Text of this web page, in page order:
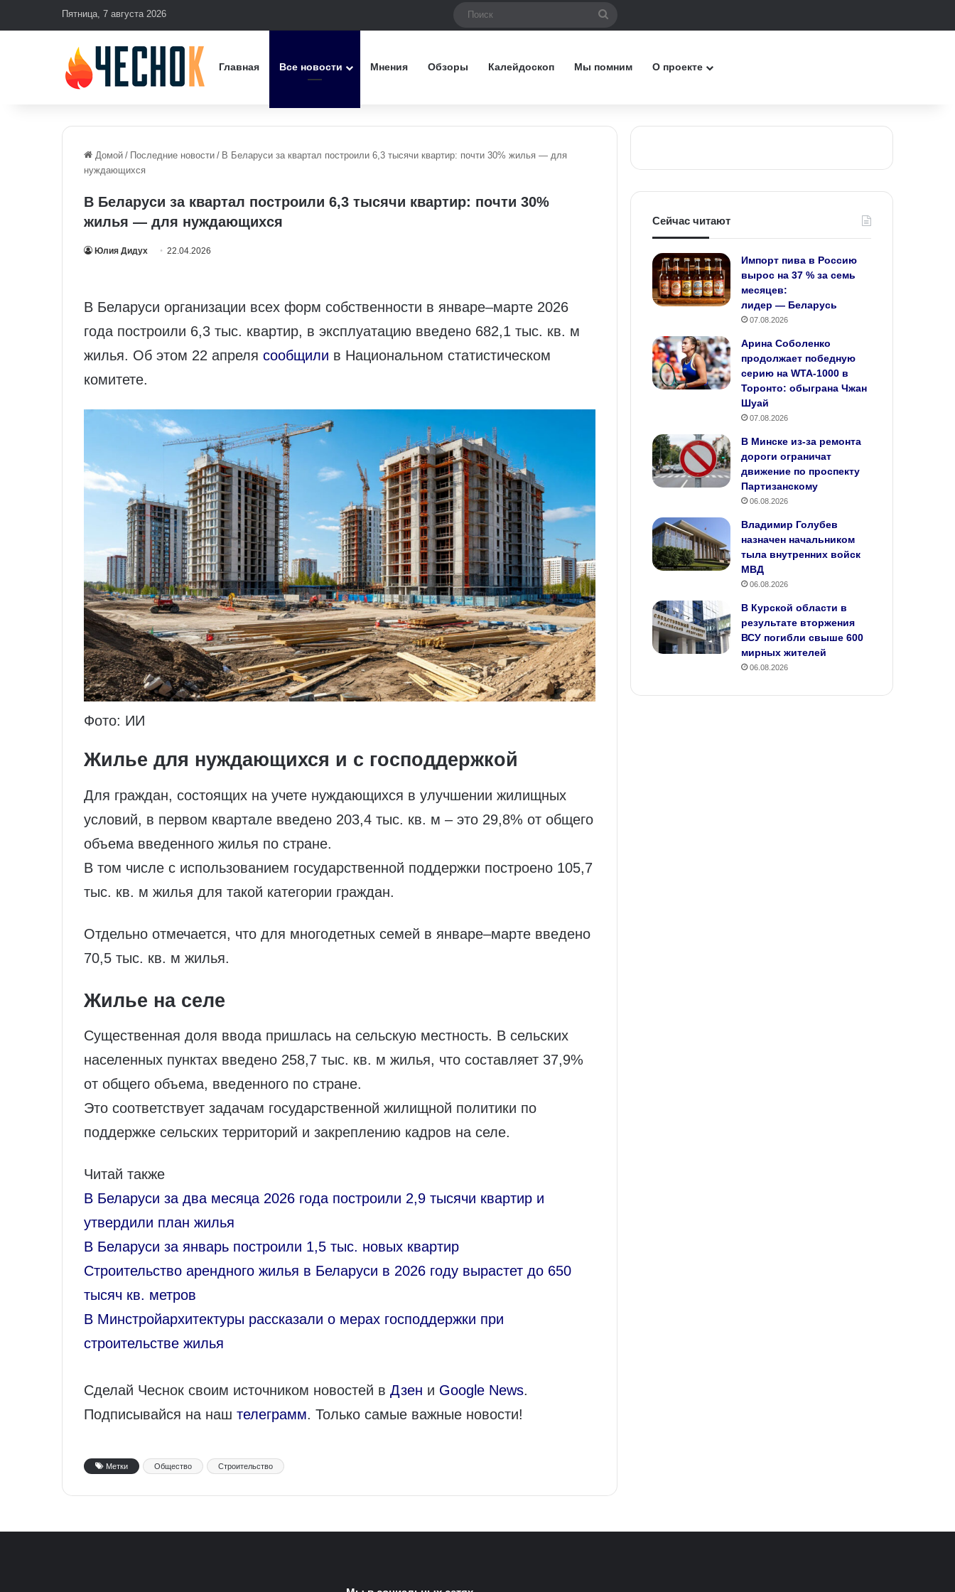
Пятница, 7 августа 2026
Главная Все новости Мнения Обзоры Калейдоскоп Мы помним О проекте
Домой / Последние новости / В Беларуси за квартал построили 6,3 тысячи квартир: почти 30% жилья — для
нуждающихся
В Беларуси за квартал построили 6,3 тысячи квартир: почти 30%
жилья — для нуждающихся
Юлия Дидух 22.04.2026
В Беларуси организации всех форм собственности в январе–марте 2026
года построили 6,3 тыс. квартир, в эксплуатацию введено 682,1 тыс. кв. м
жилья. Об этом 22 апреля сообщили в Национальном статистическом
комитете.
Фото: ИИ
Жилье для нуждающихся и с господдержкой
Для граждан, состоящих на учете нуждающихся в улучшении жилищных
условий, в первом квартале введено 203,4 тыс. кв. м – это 29,8% от общего
объема введенного жилья по стране.
В том числе с использованием государственной поддержки построено 105,7
тыс. кв. м жилья для такой категории граждан.
Отдельно отмечается, что для многодетных семей в январе–марте введено
70,5 тыс. кв. м жилья.
Жилье на селе
Существенная доля ввода пришлась на сельскую местность. В сельских
населенных пунктах введено 258,7 тыс. кв. м жилья, что составляет 37,9%
от общего объема, введенного по стране.
Это соответствует задачам государственной жилищной политики по
поддержке сельских территорий и закреплению кадров на селе.
Читай также
В Беларуси за два месяца 2026 года построили 2,9 тысячи квартир и
утвердили план жилья
В Беларуси за январь построили 1,5 тыс. новых квартир
Строительство арендного жилья в Беларуси в 2026 году вырастет до 650
тысяч кв. метров
В Минстройархитектуры рассказали о мерах господдержки при
строительстве жилья
Сделай Чеснок своим источником новостей в Дзен и Google News.
Подписывайся на наш телеграмм. Только самые важные новости!
Метки Общество Строительство
Сейчас читают
Импорт пива в Россию
вырос на 37 % за семь
месяцев:
лидер — Беларусь
07.08.2026
Арина Соболенко
продолжает победную
серию на WTA‑1000 в
Торонто: обыграна Чжан
Шуай
07.08.2026
В Минске из-за ремонта
дороги ограничат
движение по проспекту
Партизанскому
06.08.2026
Владимир Голубев
назначен начальником
тыла внутренних войск
МВД
06.08.2026
В Курской области в
результате вторжения
ВСУ погибли свыше 600
мирных жителей
06.08.2026